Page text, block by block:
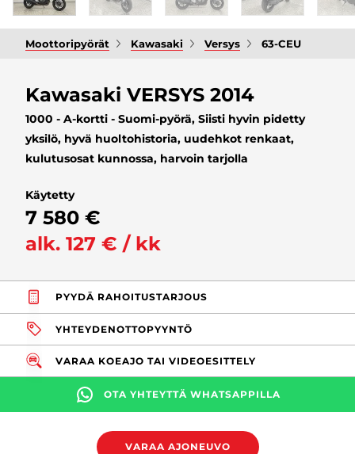
Moottoripyörät Kawasaki Versys 63-CEU
Kawasaki VERSYS 2014
1000 - A-kortti - Suomi-pyörä, Siisti hyvin pidetty
yksilö, hyvä huoltohistoria, uudehkot renkaat,
kulutusosat kunnossa, harvoin tarjolla
Käytetty
7 580 €
alk. 127 € / kk
PYYDÄ RAHOITUSTARJOUS
YHTEYDENOTTOPYYNTÖ
VARAA KOEAJO TAI VIDEOESITTELY
OTA YHTEYTTÄ WHATSAPPILLA
VARAA AJONEUVO